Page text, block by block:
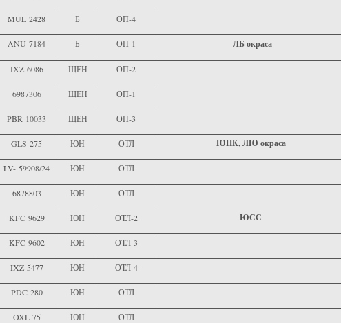
MUL 2428 Б ОП-4
ANU 7184 Б ОП-1 ЛБ окраса
IXZ 6086 ЩЕН ОП-2
6987306 ЩЕН ОП-1
PBR 10033 ЩЕН ОП-3
GLS 275 ЮН ОТЛ ЮПК, ЛЮ окраса
LV- 59908/24 ЮН ОТЛ
6878803 ЮН ОТЛ
KFC 9629 ЮН ОТЛ-2 ЮСС
KFC 9602 ЮН ОТЛ-3
IXZ 5477 ЮН ОТЛ-4
PDC 280 ЮН ОТЛ
OXL 75 ЮН ОТЛ